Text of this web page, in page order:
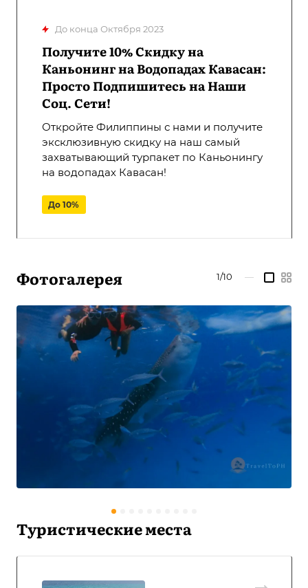
До конца Октября 2023
Получите 10% Скидку на
Каньонинг на Водопадах Кавасан:
Просто Подпишитесь на Наши
Соц. Сети!
Откройте Филиппины с нами и получите
эксклюзивную скидку на наш самый
захватывающий турпакет по Каньонингу
на водопадах Кавасан!
До 10%
Фотогалерея 1/10 —
Туристические места